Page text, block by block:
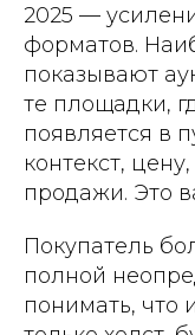
2025 —
форматов.
показывают
те площадки,
появляется в
контекст,
продажи. Это
Покупатель
полной
понимать, что